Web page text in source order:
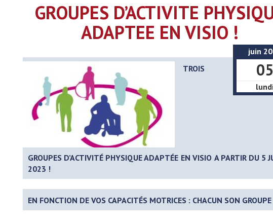
GROUPES D’ACTIVITE
ADAPTEE EN VISIO !
juin
05
TROIS
GROUPES D’ACTIVITÉ PHYSIQUE ADAPTÉE EN VISIO A PARTIR DU 5
2023 !
EN FONCTION DE VOS CAPACITÉS MOTRICES : CHACUN SON